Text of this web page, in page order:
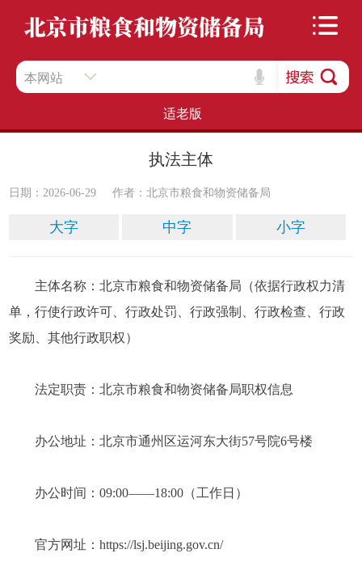
本网站
适老版
执法主体
日期：2026-06-29 作者：​北京市粮食和物资储备局
大字 中字 小字
主体名称：北京市粮食和物资储备局（依据行政权力清
单，行使行政许可、行政处罚、行政强制、行政检查、行政
奖励、其他行政职权）
法定职责：北京市粮食和物资储备局职权信息
办公地址：北京市通州区运河东大街57号院6号楼
办公时间：09:00——18:00（工作日）
官方网址：https://lsj.beijing.gov.cn/